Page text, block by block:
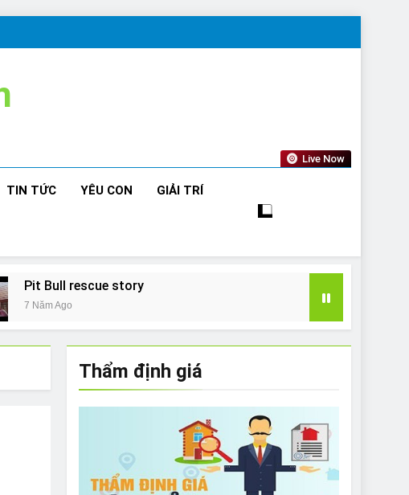
Live Now
TIN TỨC YÊU CON GIẢI TRÍ
Pit Bull rescue story
7 Năm Ago
Guide to What Bulldogs Can (and can’t) Eat
Often Do I Need to Groom My Bulldog
Thẩm định giá